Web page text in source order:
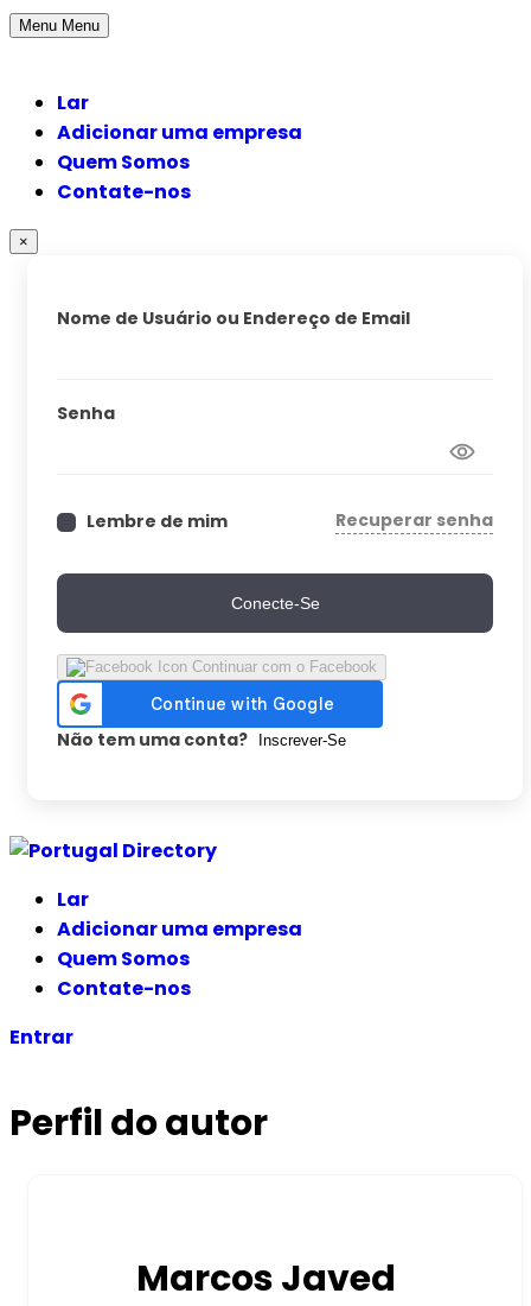
Menu Menu
Lar
Adicionar uma empresa
Quem Somos
Contate-nos
×
Nome de Usuário ou Endereço de Email
Senha
Lembre de mim Recuperar senha
Conecte-Se
Continuar com o Facebook
Não tem uma conta? Inscrever-Se
Ir
conteúdo
Lar
Adicionar uma empresa
Quem Somos
Contate-nos
Entrar
Perfil do autor
Marcos Javed